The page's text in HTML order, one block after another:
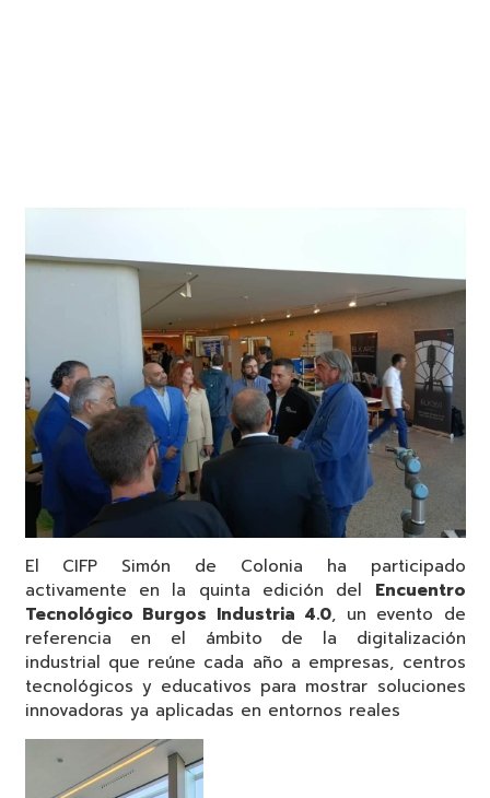
El CIFP Simón de Colonia ha participado
activamente en la quinta edición del
Encuentro
Tecnológico Burgos Industria 4.0, un evento de
referencia en el ámbito de la digitalización
industrial que reúne cada año a empresas, centros
tecnológicos y educativos para mostrar soluciones
innovadoras ya aplicadas en entornos reales